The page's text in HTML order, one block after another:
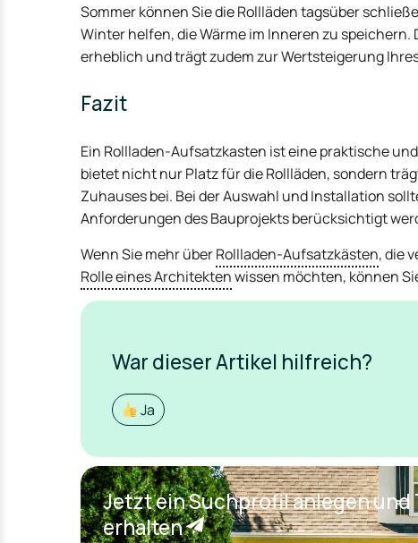
Sommer können Sie die Rollläden tagsüber
Winter helfen, die Wärme im Inneren zu
erheblich und trägt zudem zur Wertsteigerung
Fazit
Ein Rollladen-Aufsatzkasten ist eine praktische
bietet nicht nur Platz für die Rollläden, sondern
Zuhauses bei. Bei der Auswahl und Installation
Anforderungen des Bauprojekts berücksichtigt
Wenn Sie mehr überRollladen-Aufsatzkästen, die
Rolle eines Architektenwissen möchten, können
War dieser Artikel hilfreich?
Ja
Jetzt ein Suchprofil anlegen
erhalten